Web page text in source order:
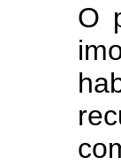
O